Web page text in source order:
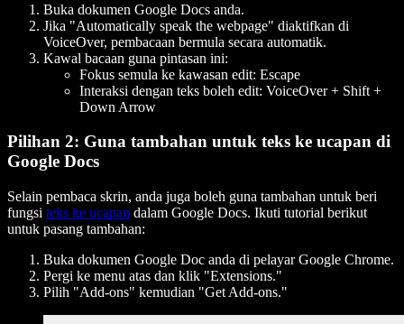
Buka dokumen Google Docs anda.
Jika "Automatically speak the webpage" diaktifkan di
VoiceOver, pembacaan bermula secara automatik.
Kawal bacaan guna pintasan ini:
Fokus semula ke kawasan edit: Escape
Interaksi dengan teks boleh edit: VoiceOver + Shift +
Down Arrow
Pilihan 2: Guna tambahan untuk teks ke ucapan di
Google Docs
Selain pembaca skrin, anda juga boleh guna tambahan untuk beri
fungsi teks ke ucapan dalam Google Docs. Ikuti tutorial berikut
untuk pasang tambahan:
Buka dokumen Google Doc anda di pelayar Google Chrome.
Pergi ke menu atas dan klik "Extensions."
Pilih "Add-ons" kemudian "Get Add-ons."